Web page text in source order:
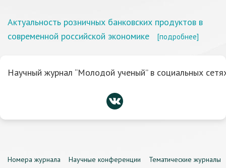
Актуальность розничных банковских продуктов в
современной российской экономике
[подробнее]
Научный журнал “Молодой ученый” в социальных
Номера журнала Научные конференции
Тематические журналы